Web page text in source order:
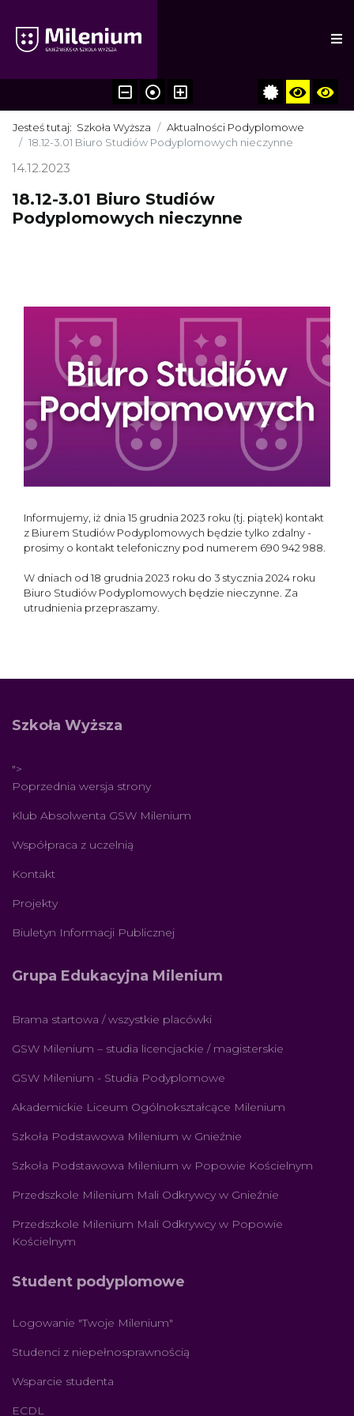
Jesteś tutaj: Szkoła Wyższa
Aktualności Podyplomowe
18.12-3.01 Biuro Studiów Podyplomowych nieczynne
14.12.2023
18.12-3.01 Biuro Studiów
Podyplomowych nieczynne
Informujemy, iż dnia 15 grudnia 2023 roku (tj. piątek) kontakt
z Biurem Studiów Podyplomowych będzie tylko zdalny -
prosimy o kontakt telefoniczny pod numerem 690 942 988.
W dniach od 18 grudnia 2023 roku do 3 stycznia 2024 roku
Biuro Studiów Podyplomowych będzie nieczynne. Za
utrudnienia przepraszamy.
Szkoła Wyższa
">
Poprzednia wersja strony
Klub Absolwenta GSW Milenium
Współpraca z uczelnią
Kontakt
Projekty
Biuletyn Informacji Publicznej
Grupa Edukacyjna Milenium
Brama startowa / wszystkie placówki
GSW Milenium – studia licencjackie / magisterskie
GSW Milenium - Studia Podyplomowe
Akademickie Liceum Ogólnokształcące Milenium
Szkoła Podstawowa Milenium w Gnieźnie
Szkoła Podstawowa Milenium w Popowie Kościelnym
Przedszkole Milenium Mali Odkrywcy w Gnieźnie
Przedszkole Milenium Mali Odkrywcy w Popowie
Kościelnym
Student podyplomowe
Logowanie "Twoje Milenium"
Studenci z niepełnosprawnością
Wsparcie studenta
ECDL